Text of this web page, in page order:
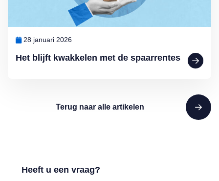
Het blijft kwakkelen met de spaarrentes
28 januari 2026
Terug naar alle artikelen
Heeft u een vraag?